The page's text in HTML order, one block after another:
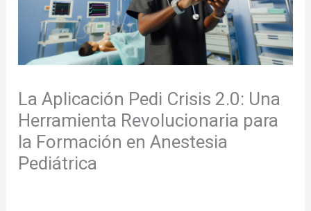
La Aplicación Pedi Crisis 2.0: Una
Herramienta Revolucionaria para
la Formación en Anestesia
Pediátrica